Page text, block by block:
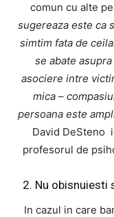
comun cu alte
sugereaza este ca
simtim fata de
se abate
asociere intre
mica –
persoana este
David DeSteno
profesorul de
2. Nu obisnuiesti
In cazul in care